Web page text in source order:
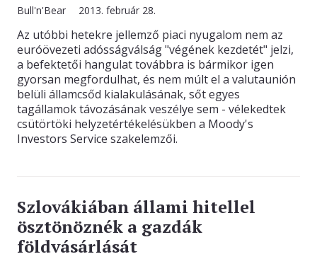
Bull'n'Bear 2013. február 28.
Az utóbbi hetekre jellemző piaci nyugalom nem az
euróövezeti adósságválság "végének kezdetét" jelzi,
a befektetői hangulat továbbra is bármikor igen
gyorsan megfordulhat, és nem múlt el a valutaunión
belüli államcsőd kialakulásának, sőt egyes
tagállamok távozásának veszélye sem - vélekedtek
csütörtöki helyzetértékelésükben a Moody's
Investors Service szakelemzői.
Szlovákiában állami hitellel
ösztönöznék a gazdák
földvásárlását